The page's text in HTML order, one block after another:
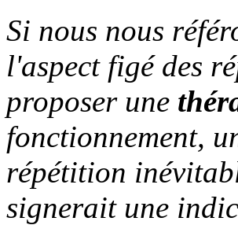
Si nous nous
l'aspect figé des
proposer une
fonctionnement,
répétition
signerait une